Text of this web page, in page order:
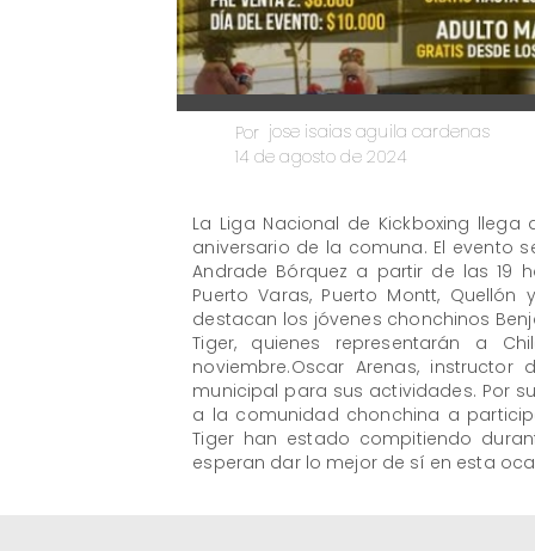
jose isaias aguila cardenas
Por
14 de agosto de 2024
La Liga Nacional de Kickboxing
aniversario de la comuna. El evento
Andrade Bórquez a partir de las 19
Puerto Varas, Puerto Montt,
destacan los jóvenes chonchinos
Tiger, quienes representarán a
noviembre.Oscar Arenas,
municipal para sus actividades. Por
a la comunidad chonchina a
Tiger han estado compitiendo
esperan dar lo mejor de sí en esta